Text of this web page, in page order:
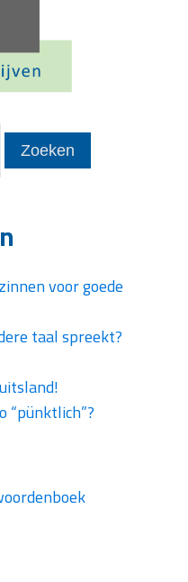
voor goede
taal spreekt?
“pünktlich”?